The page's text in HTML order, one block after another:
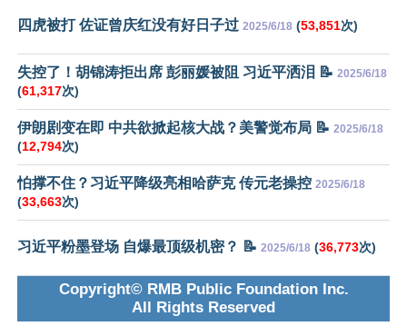
四虎被打 佐证曾庆红没有好日子过 2025/6/18 (53,851次)
失控了！胡锦涛拒出席 彭丽媛被阻 习近平洒泪 📝 2025/6/18
(61,317次)
伊朗剧变在即 中共欲掀起核大战？美警觉布局 📝 2025/6/18
(12,794次)
怕撑不住？习近平降级亮相哈萨克 传元老操控 2025/6/18
(33,663次)
习近平粉墨登场 自爆最顶级机密？ 📝 2025/6/18 (36,773次)
Copyright© RMB Public Foundation Inc.
All Rights Reserved